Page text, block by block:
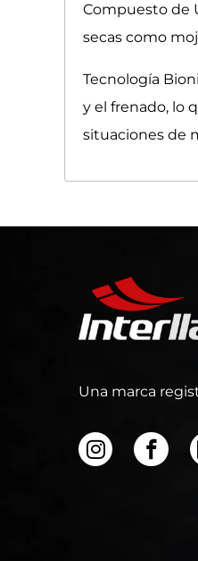
Compuesto de
secas como
Tecnología
y el frenado, lo
situaciones de
Una marca